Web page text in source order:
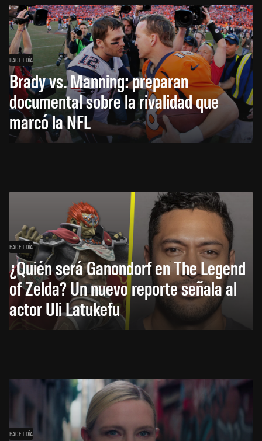
HACE 1 DÍA
Brady vs. Manning: preparan
documental sobre la rivalidad que
marcó la NFL
HACE 1 DÍA
¿Quién será Ganondorf en The Legend
of Zelda? Un nuevo reporte señala al
actor Uli Latukefu
HACE 1 DÍA